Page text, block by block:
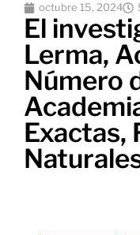
octubre 15, 2024
El
Lerma,
Número
Exactas,